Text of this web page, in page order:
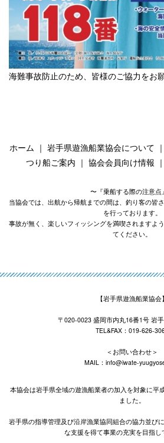
海難事故防止のため、皆様のご協力をお
ホーム ｜ 岩手県遊漁船業協会について ｜
つり船ご案内 ｜ 協会会員向け情報 ｜
〜『乗船する際の注意点
当協会では、出航から帰航までの間は、釣り客の皆
を行っております。
事故が無く、楽しいフィッシングを満喫されますよ
てください。
【岩手県遊漁船業協会】
〒020-0023 盛岡市内丸16番1号 岩
TEL&FAX：019-626-
＜お問い合わせ＞
MAIL：info@iwate-
本協会は岩手県全域の遊漁船業者の加入を対象に平
ました。
岩手県の指導管理及び沿岸漁業協同組合の協力並び
な支援を得て事業の充実を目指し